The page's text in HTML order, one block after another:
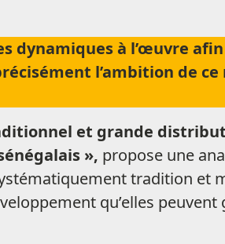
à l’œuvre afin
l’ambition de ce
et grande
», propose une
tradition et
qu’elles peuvent